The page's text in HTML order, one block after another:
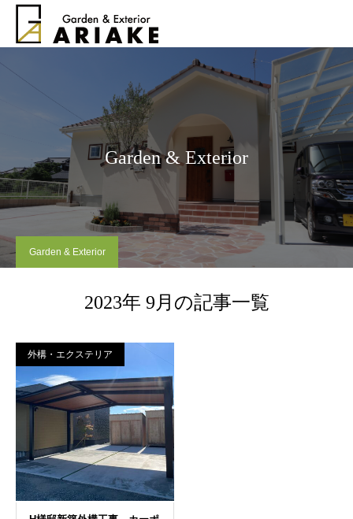
Garden & Exterior
Garden & Exterior
2023年 9月の記事一覧
外構・エクステリア